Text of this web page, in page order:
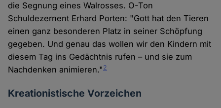
die Segnung eines Walrosses. O-Ton
Schuldezernent Erhard Porten: "Gott hat den Tieren
einen ganz besonderen Platz in seiner Schöpfung
gegeben. Und genau das wollen wir den Kindern mit
diesem Tag ins Gedächtnis rufen – und sie zum
Nachdenken animieren."2
Kreationistische Vorzeichen